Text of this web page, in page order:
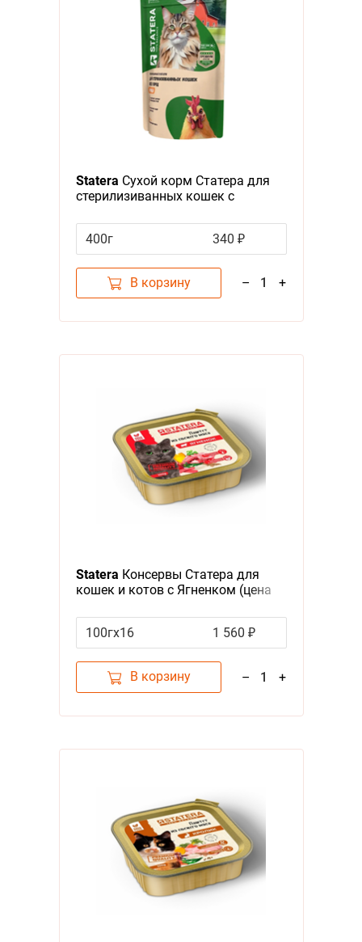
Statera Сухой корм Статера для
стерилизиванных кошек с
400г
340 ₽
В корзину – 1 +
Statera Консервы Статера для
кошек и котов с Ягненком (цена
100гх16
1 560 ₽
В корзину – 1 +